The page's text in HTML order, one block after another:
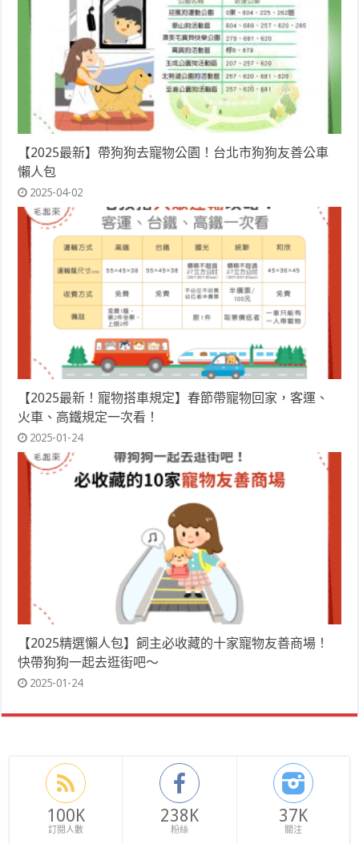
【2025最新】帶狗狗去寵物公園！台北市狗狗友善公車
懶人包
2025-04-02
【2025最新！寵物搭車規定】春節帶寵物回家，客運、
火車、高鐵規定一次看！
2025-01-24
【2025精選懶人包】飼主必收藏的十家寵物友善商場！
快帶狗狗一起去逛街吧～
2025-01-24
100K
訂閱人數
238K
粉絲
37K
關注